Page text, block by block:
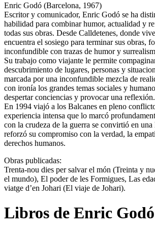
Enric Godó (Barcelona, 1967)
Escritor y comunicador, Enric Godó se ha
habilidad para combinar humor, actualidad y
todas sus obras. Desde Calldetenes, donde
encuentra el sosiego para terminar sus obras,
inconfundible con trazas de humor y
Su trabajo como viajante le permite
descubrimiento de lugares, personas y
marcada por una inconfundible mezcla de
con ironía los grandes temas sociales y
despertar conciencias y provocar una reflexión.
En 1994 viajó a los Balcanes en pleno
experiencia intensa que lo marcó
con la crudeza de la guerra se convirtió en
reforzó su compromiso con la verdad, la
derechos humanos.
Obras publicadas:
Trenta-nou dies per salvar el món (Treinta y
el mundo), El poder de les Formigues, Las
viatge d’en Johari (El viaje de Johari).
Libros de Enric